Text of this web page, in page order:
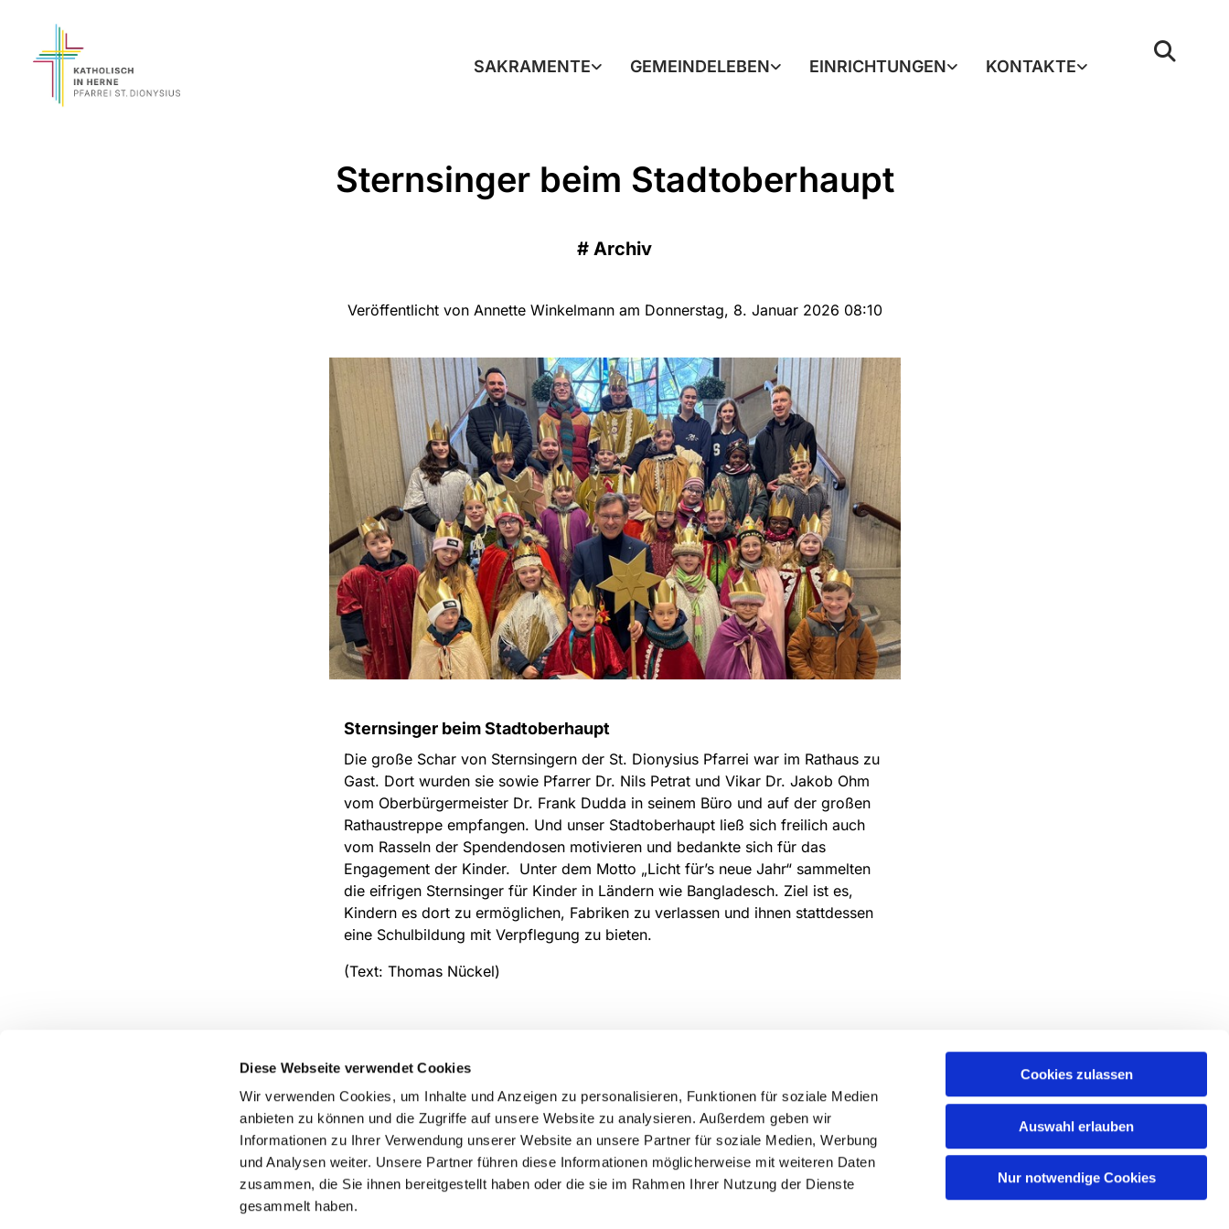
Diese Webseite verwendet Cookies
Wir verwenden Cookies, um Inhalte und Anzeigen zu personalisieren, Funktionen für soziale Medien
anbieten zu können und die Zugriffe auf unsere Website zu analysieren. Außerdem geben wir
Informationen zu Ihrer Verwendung unserer Website an unsere Partner für soziale Medien, Werbung
und Analysen weiter. Unsere Partner führen diese Informationen möglicherweise mit weiteren Daten
zusammen, die Sie ihnen bereitgestellt haben oder die sie im Rahmen Ihrer Nutzung der Dienste
gesammelt haben.
Cookies zulassen
Auswahl erlauben
Nur notwendige Cookies
SAKRAMENTE GEMEINDELEBEN EINRICHTUNGEN KONTAKTE
Sternsinger beim Stadtoberhaupt
# Archiv
Veröffentlicht von Annette Winkelmann am Donnerstag, 8. Januar 2026 08:10
Sternsinger beim Stadtoberhaupt
Die große Schar von Sternsingern der St. Dionysius Pfarrei war im Rathaus zu
Gast. Dort wurden sie sowie Pfarrer Dr. Nils Petrat und Vikar Dr. Jakob Ohm
vom Oberbürgermeister Dr. Frank Dudda in seinem Büro und auf der großen
Rathaustreppe empfangen. Und unser Stadtoberhaupt ließ sich freilich auch
vom Rasseln der Spendendosen motivieren und bedankte sich für das
Engagement der Kinder. Unter dem Motto „Licht für’s neue Jahr“ sammelten
die eifrigen Sternsinger für Kinder in Ländern wie Bangladesch. Ziel ist es,
Kindern es dort zu ermöglichen, Fabriken zu verlassen und ihnen stattdessen
eine Schulbildung mit Verpflegung zu bieten.
(Text: Thomas Nückel)
Pfarrei St. Dionysius Herne